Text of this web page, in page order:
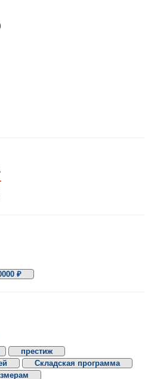
₽
престиж
Складская программа